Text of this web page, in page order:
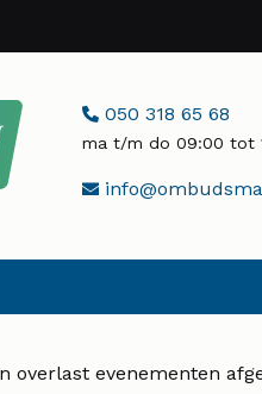
Telefoonnummer:
050 318 65 68
ma t/m do 09:00 tot
E-
overlast evenementen